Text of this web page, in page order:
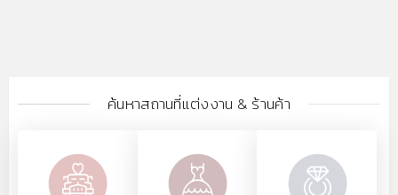
ค้นหาสถานที่แต่งงาน & ร้านค้า